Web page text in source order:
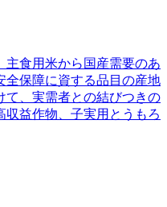
主食用米から国産需要のあ
全保障に資する品目の産地
て、実需者との結びつきの
益作物、子実用とうもろ